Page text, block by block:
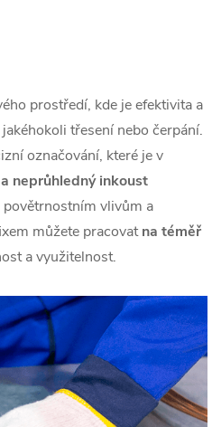
prostředí, kde je efektivita a
třesení nebo čerpání.
označování, které je v
neprůhledný inkoust
povětrnostním vlivům a
můžete pracovatna téměř
a využitelnost.